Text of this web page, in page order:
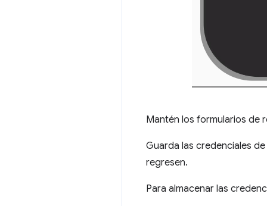
Mantén los formularios de
Guarda las credenciales
regresen.
Para almacenar las